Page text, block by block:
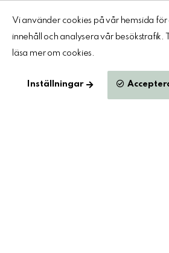
Vi använder cookies på vår hemsida för
innehåll och analysera vår besökstrafik.
läsa mer om cookies.
Inställningar